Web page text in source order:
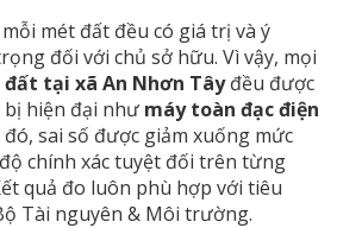
mét đất đều có giá trị và ý
đối với chủ sở hữu. Vì vậy, mọi
đất tại xã An Nhơn Tâyđều được
hiện đại như máy toàn đạc điện
đó, sai số được giảm xuống mức
chính xác tuyệt đối trên từng
quả đo luôn phù hợp với tiêu
Tài nguyên & Môi trường.